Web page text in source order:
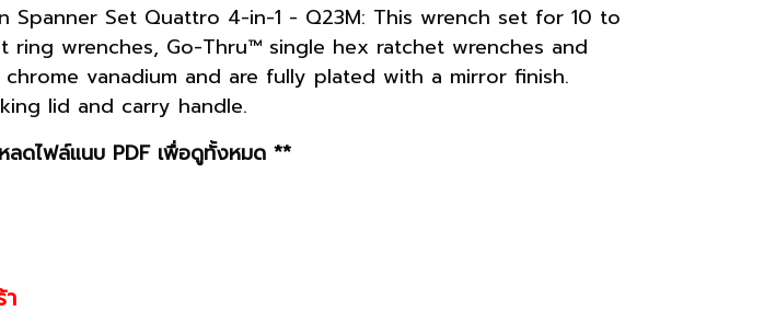
Spanner Set Quattro 4-in-1 - Q23M: This wrench set for 10 to
ring wrenches, Go-Thru™ single hex ratchet wrenches and
vanadium and are fully plated with a mirror finish.
lid and carry handle.
ลดไฟล์แนบ PDF เพื่อดูทั้งหมด **